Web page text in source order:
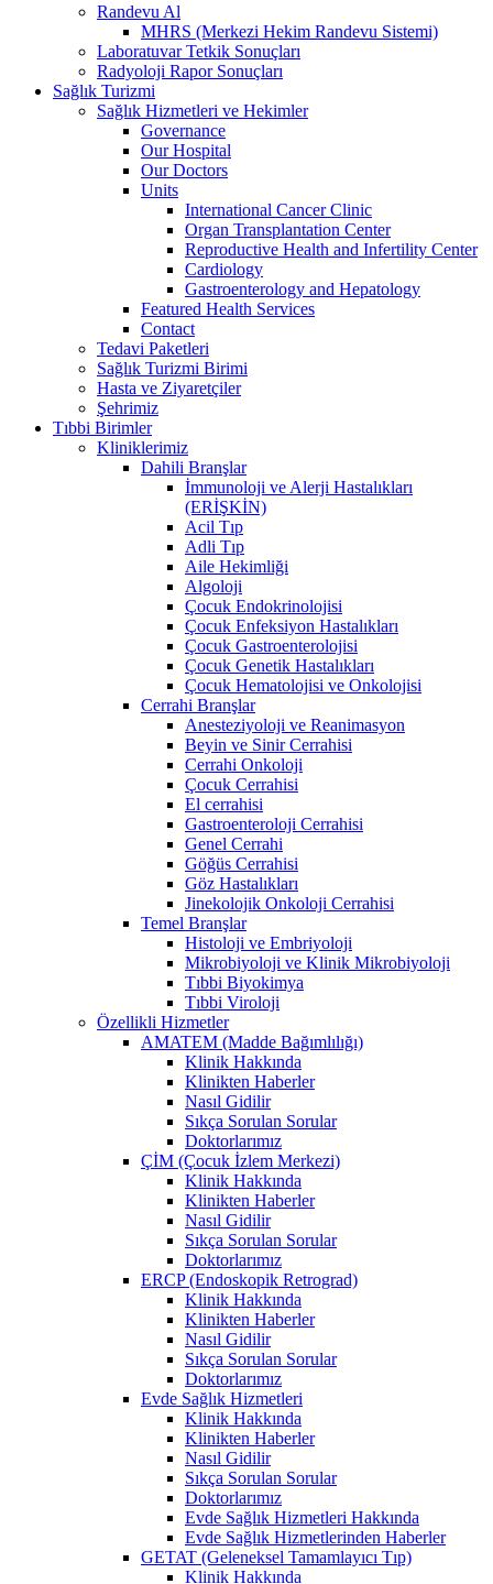
Randevu Al
MHRS (Merkezi Hekim Randevu Sistemi)
Laboratuvar Tetkik Sonuçları
Radyoloji Rapor Sonuçları
Sağlık Turizmi
Sağlık Hizmetleri ve Hekimler
Governance
Our Hospital
Our Doctors
Units
International Cancer Clinic
Organ Transplantation Center
Reproductive Health and Infertility Center
Cardiology
Gastroenterology and Hepatology
Featured Health Services
Contact
Tedavi Paketleri
Sağlık Turizmi Birimi
Hasta ve Ziyaretçiler
Şehrimiz
Tıbbi Birimler
Kliniklerimiz
Dahili Branşlar
İmmunoloji ve Alerji Hastalıkları
(ERİŞKİN)
Acil Tıp
Adli Tıp
Aile Hekimliği
Algoloji
Çocuk Endokrinolojisi
Çocuk Enfeksiyon Hastalıkları
Çocuk Gastroenterolojisi
Çocuk Genetik Hastalıkları
Çocuk Hematolojisi ve Onkolojisi
Cerrahi Branşlar
Anesteziyoloji ve Reanimasyon
Beyin ve Sinir Cerrahisi
Cerrahi Onkoloji
Çocuk Cerrahisi
El cerrahisi
Gastroenteroloji Cerrahisi
Genel Cerrahi
Göğüs Cerrahisi
Göz Hastalıkları
Jinekolojik Onkoloji Cerrahisi
Temel Branşlar
Histoloji ve Embriyoloji
Mikrobiyoloji ve Klinik Mikrobiyoloji
Tıbbi Biyokimya
Tıbbi Viroloji
Özellikli Hizmetler
AMATEM (Madde Bağımlılığı)
Klinik Hakkında
Klinikten Haberler
Nasıl Gidilir
Sıkça Sorulan Sorular
Doktorlarımız
ÇİM (Çocuk İzlem Merkezi)
Klinik Hakkında
Klinikten Haberler
Nasıl Gidilir
Sıkça Sorulan Sorular
Doktorlarımız
ERCP (Endoskopik Retrograd)
Klinik Hakkında
Klinikten Haberler
Nasıl Gidilir
Sıkça Sorulan Sorular
Doktorlarımız
Evde Sağlık Hizmetleri
Klinik Hakkında
Klinikten Haberler
Nasıl Gidilir
Sıkça Sorulan Sorular
Doktorlarımız
Evde Sağlık Hizmetleri Hakkında
Evde Sağlık Hizmetlerinden Haberler
GETAT (Geleneksel Tamamlayıcı Tıp)
Klinik Hakkında